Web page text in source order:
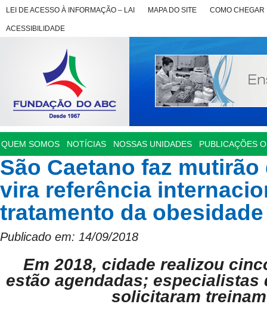
LEI DE ACESSO À INFORMAÇÃO – LAI MAPA DO SITE COMO CHEGAR
ACESSIBILIDADE
QUEM SOMOS NOTÍCIAS NOSSAS UNIDADES PUBLICAÇÕES
São Caetano faz
vira referência
tratamento da obesidade
Publicado em: 14/09/2018
Em 2018, cidade realizou
estão agendadas; especialistas
solicitaram